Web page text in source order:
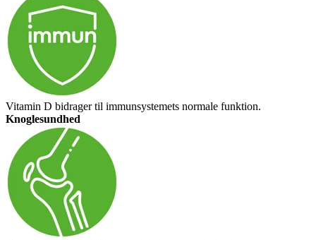
Vitamin D bidrager til immunsystemets normale funktion.
Knoglesundhed